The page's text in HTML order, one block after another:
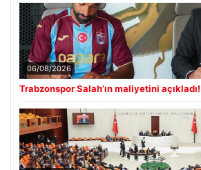
06/08/2026
Trabzonspor Salah’ın maliyetini açıkladı!